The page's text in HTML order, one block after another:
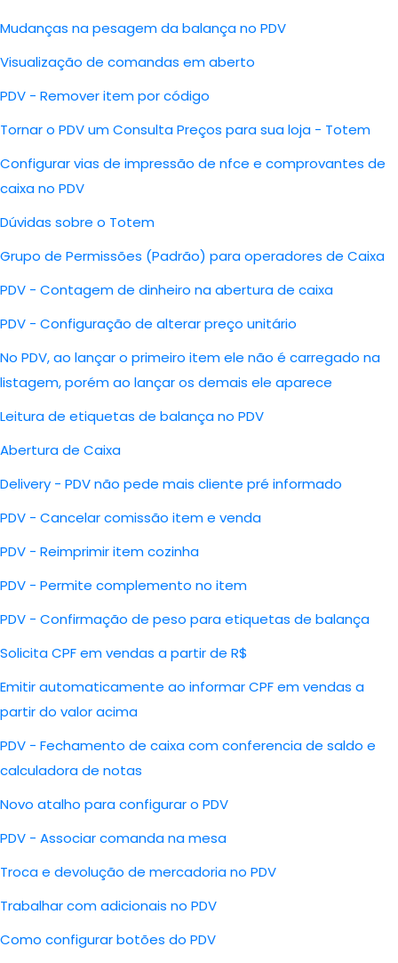
Mudanças na pesagem da balança no PDV
Visualização de comandas em aberto
PDV - Remover item por código
Tornar o PDV um Consulta Preços para sua loja - Totem
Configurar vias de impressão de nfce e comprovantes de
caixa no PDV
Dúvidas sobre o Totem
Grupo de Permissões (Padrão) para operadores de Caixa
PDV - Contagem de dinheiro na abertura de caixa
PDV - Configuração de alterar preço unitário
No PDV, ao lançar o primeiro item ele não é carregado na
listagem, porém ao lançar os demais ele aparece
Leitura de etiquetas de balança no PDV
Abertura de Caixa
Delivery - PDV não pede mais cliente pré informado
PDV - Cancelar comissão item e venda
PDV - Reimprimir item cozinha
PDV - Permite complemento no item
PDV - Confirmação de peso para etiquetas de balança
Solicita CPF em vendas a partir de R$
Emitir automaticamente ao informar CPF em vendas a
partir do valor acima
PDV - Fechamento de caixa com conferencia de saldo e
calculadora de notas
Novo atalho para configurar o PDV
PDV - Associar comanda na mesa
Troca e devolução de mercadoria no PDV
Trabalhar com adicionais no PDV
Como configurar botões do PDV